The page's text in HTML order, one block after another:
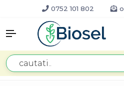
0752 101 802